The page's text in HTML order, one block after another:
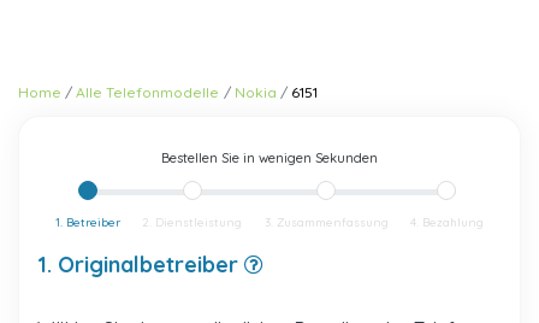
Home Alle Telefonmodelle Nokia 6151
Bestellen Sie in wenigen Sekunden
1. Betreiber 2. Dienstleistung 3. Zusammenfassung 4. Bezahlung
1. Originalbetreiber